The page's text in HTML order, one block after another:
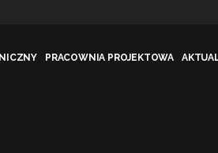
PRACOWNIA PROJEKTOWA